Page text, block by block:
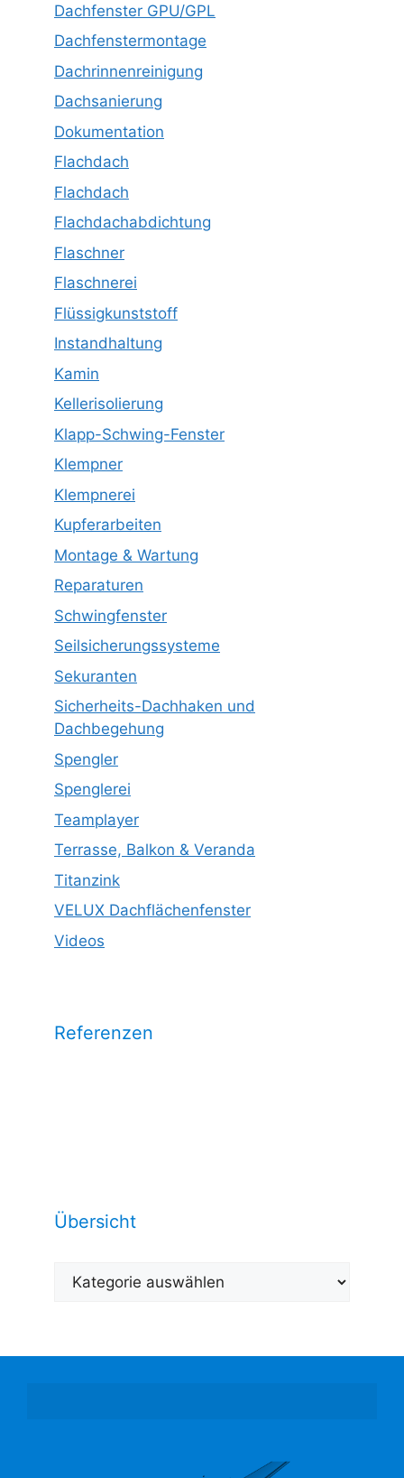
Dachfenster GPU/GPL
Dachfenstermontage
Dachrinnenreinigung
Dachsanierung
Dokumentation
Flachdach
Flachdach
Flachdachabdichtung
Flaschner
Flaschnerei
Flüssigkunststoff
Instandhaltung
Kamin
Kellerisolierung
Klapp-Schwing-Fenster
Klempner
Klempnerei
Kupferarbeiten
Montage & Wartung
Reparaturen
Schwingfenster
Seilsicherungssysteme
Sekuranten
Sicherheits-Dachhaken und
Dachbegehung
Spengler
Spenglerei
Teamplayer
Terrasse, Balkon & Veranda
Titanzink
VELUX Dachflächenfenster
Videos
Referenzen
Übersicht
Übersicht